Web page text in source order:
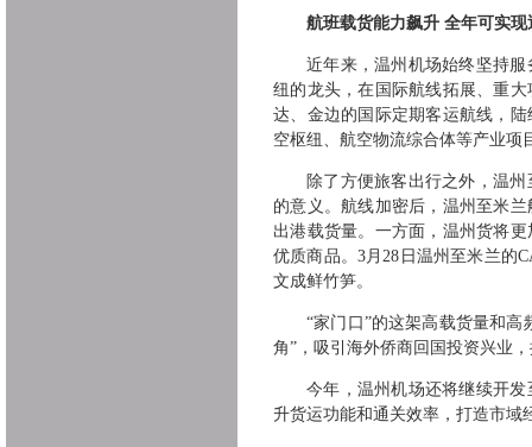
航班载货能力飙升 全年可实现
近年来，温州机场始终坚持
纽的龙头，在国际航线拓展、重
达、金边的国际定期客运航线，
空枢纽、航空物流综合体等产业项
除了方便旅客出行之外，温
的意义。航线加密后，温州至米
出港载货量。一方面，温州货将
优质商品。3月28日温州至米兰的
文成鲜竹笋。
“家门口”的这架高载货量和
角”，吸引海外侨商回国投资兴业
今年，温州机场还将继续开
升货运功能和通关效率，打造市域